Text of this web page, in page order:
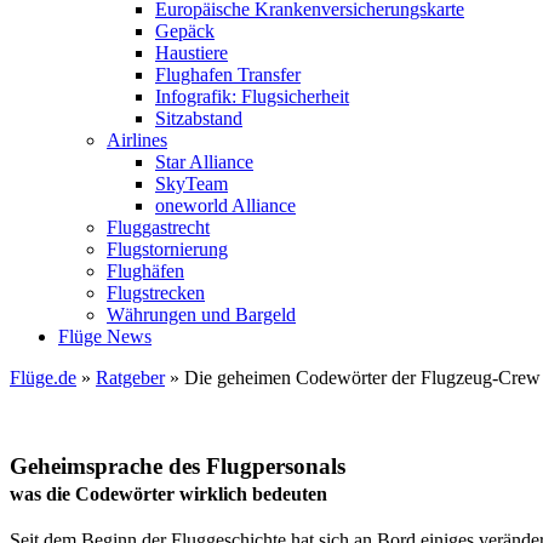
Europäische Krankenversicherungskarte
Gepäck
Haustiere
Flughafen Transfer
Infografik: Flugsicherheit
Sitzabstand
Airlines
Star Alliance
SkyTeam
oneworld Alliance
Fluggastrecht
Flugstornierung
Flughäfen
Flugstrecken
Währungen und Bargeld
Flüge News
Flüge.de » Ratgeber» Die geheimen Codewörter der Flugzeug-Crew
Geheimsprache des Flugpersonals
was die Codewörter wirklich bedeuten